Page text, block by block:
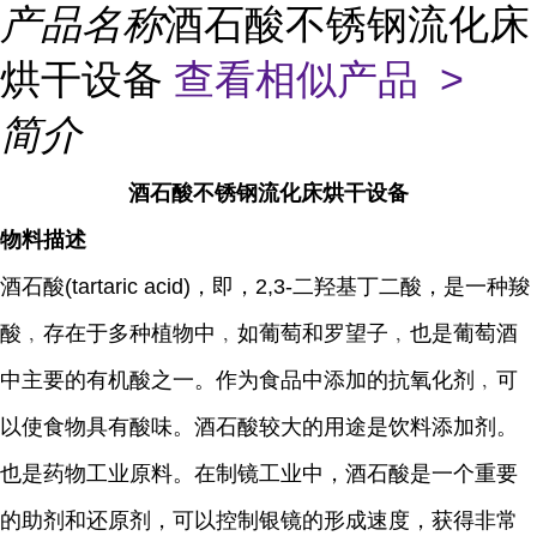
产品名称酒石酸不锈钢流化床
烘干设备 查看相似产品 >
简介
酒石酸不锈钢流化床烘干设备
物料描述
酒石酸(tartaric acid)，即，2,3-二羟基丁二酸，是一种羧
酸﹐存在于多种植物中﹐如葡萄和罗望子﹐也是葡萄酒
中主要的有机酸之一。作为食品中添加的抗氧化剂﹐可
以使食物具有酸味。酒石酸较大的用途是饮料添加剂。
也是药物工业原料。在制镜工业中，酒石酸是一个重要
的助剂和还原剂，可以控制银镜的形成速度，获得非常